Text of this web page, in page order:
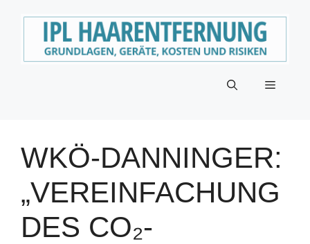
Menü
WKÖ-DANNINGER:
„VEREINFACHUNG
DES CO₂-